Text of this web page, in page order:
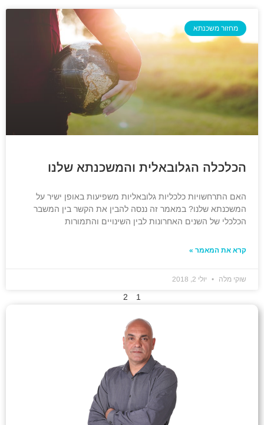
מחזור משכנתא
הכלכלה הגלובאלית והמשכנתא שלנו
האם התרחשויות כלכליות גלובאליות משפיעות באופן ישיר על
המשכנתא שלנו? במאמר זה ננסה להבין את הקשר בין המשבר
הכלכלי של השנים האחרונות לבין השינויים והתמורות
קרא את המאמר »
שוקי מלה יולי 2, 2018
1
2